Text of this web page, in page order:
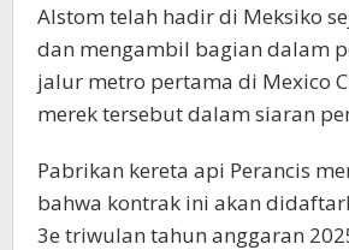
Alstom telah hadir di Meksiko
dan mengambil bagian dalam
jalur metro pertama di Mexico
merek tersebut dalam siaran
Pabrikan kereta api Perancis
bahwa kontrak ini akan
3e triwulan tahun anggaran